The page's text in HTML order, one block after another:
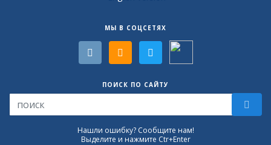
МЫ В СОЦСЕТЯХ
ПОИСК ПО САЙТУ
Нашли ошибку? Сообщите нам!
Выделите и нажмите Ctr+Enter